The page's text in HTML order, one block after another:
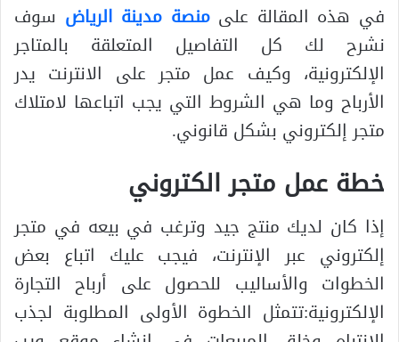
في هذه المقالة علىمنصة مدينة الرياض سوف
نشرح لك كل التفاصيل المتعلقة بالمتاجر
الإلكترونية، وكيف عمل متجر على الانترنت يدر
الأرباح وما هي الشروط التي يجب اتباعها لامتلاك
متجر إلكتروني بشكل قانوني.
خطة عمل متجر الكتروني
إذا كان لديك منتج جيد وترغب في بيعه في متجر
إلكتروني عبر الإنترنت، فيجب عليك اتباع بعض
الخطوات والأساليب للحصول على أرباح التجارة
الإلكترونية:تتمثل الخطوة الأولى المطلوبة لجذب